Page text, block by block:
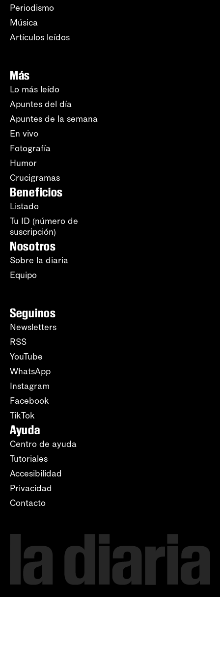
Periodismo
Música
Artículos leídos
Más
Lo más leído
Apuntes del día
Apuntes de la semana
En vivo
Fotografía
Humor
Crucigramas
Beneficios
Listado
Tu ID (número de
suscripción)
Nosotros
Sobre la diaria
Equipo
Seguinos
Newsletters
RSS
YouTube
WhatsApp
Instagram
Facebook
TikTok
Ayuda
Centro de ayuda
Tutoriales
Accesibilidad
Privacidad
Contacto